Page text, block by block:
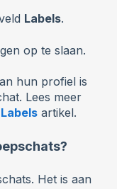
Labels.
op te slaan.
hun profiel is
Lees meer
Labels artikel.
Het is aan